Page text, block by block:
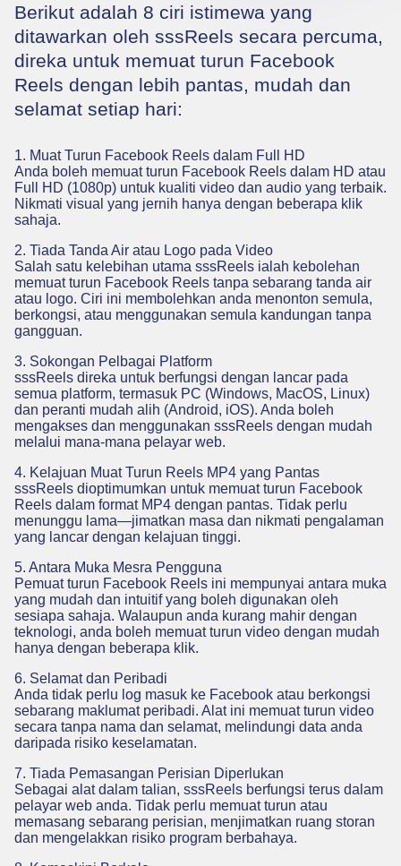
Berikut adalah 8 ciri istimewa yang
ditawarkan oleh sssReels secara percuma,
direka untuk memuat turun Facebook
Reels dengan lebih pantas, mudah dan
selamat setiap hari:
1. Muat Turun Facebook Reels dalam Full HD
Anda boleh memuat turun Facebook Reels dalam HD atau
Full HD (1080p) untuk kualiti video dan audio yang terbaik.
Nikmati visual yang jernih hanya dengan beberapa klik
sahaja.
2. Tiada Tanda Air atau Logo pada Video
Salah satu kelebihan utama sssReels ialah kebolehan
memuat turun Facebook Reels tanpa sebarang tanda air
atau logo. Ciri ini membolehkan anda menonton semula,
berkongsi, atau menggunakan semula kandungan tanpa
gangguan.
3. Sokongan Pelbagai Platform
sssReels direka untuk berfungsi dengan lancar pada
semua platform, termasuk PC (Windows, MacOS, Linux)
dan peranti mudah alih (Android, iOS). Anda boleh
mengakses dan menggunakan sssReels dengan mudah
melalui mana-mana pelayar web.
4. Kelajuan Muat Turun Reels MP4 yang Pantas
sssReels dioptimumkan untuk memuat turun Facebook
Reels dalam format MP4 dengan pantas. Tidak perlu
menunggu lama—jimatkan masa dan nikmati pengalaman
yang lancar dengan kelajuan tinggi.
5. Antara Muka Mesra Pengguna
Pemuat turun Facebook Reels ini mempunyai antara muka
yang mudah dan intuitif yang boleh digunakan oleh
sesiapa sahaja. Walaupun anda kurang mahir dengan
teknologi, anda boleh memuat turun video dengan mudah
hanya dengan beberapa klik.
6. Selamat dan Peribadi
Anda tidak perlu log masuk ke Facebook atau berkongsi
sebarang maklumat peribadi. Alat ini memuat turun video
secara tanpa nama dan selamat, melindungi data anda
daripada risiko keselamatan.
7. Tiada Pemasangan Perisian Diperlukan
Sebagai alat dalam talian, sssReels berfungsi terus dalam
pelayar web anda. Tidak perlu memuat turun atau
memasang sebarang perisian, menjimatkan ruang storan
dan mengelakkan risiko program berbahaya.